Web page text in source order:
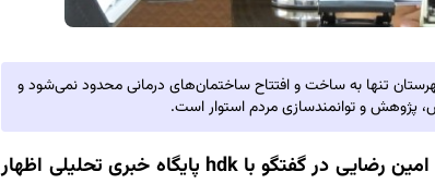
تنها به ساخت و افتتاح ساختمان‌های درمانی محدود نمی‌شود و
پژوهش و توانمندسازی مردم استوار است.
سید امین رضایی در گفتگو با hdk پایگاه خبری تحلیلی اظهار